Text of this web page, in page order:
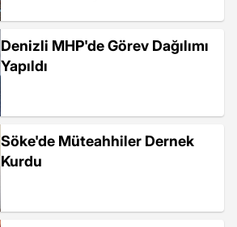
Denizli MHP'de Görev Dağılımı
Yapıldı
Söke'de Müteahhiler Dernek
Kurdu